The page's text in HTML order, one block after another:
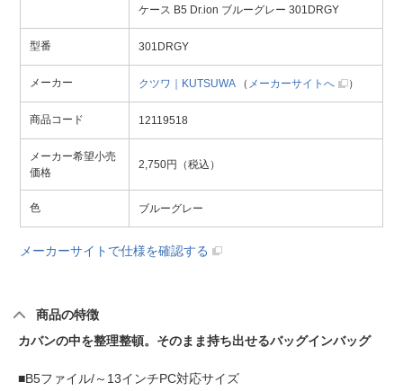
ケース B5 Dr.ion ブルーグレー 301DRGY
型番 301DRGY
メーカー クツワ｜KUTSUWA（ メーカーサイトへ ）
商品コード 12119518
メーカー希望小売
価格
2,750円（税込）
色 ブルーグレー
メーカーサイトで仕様を確認する
商品の特徴
カバンの中を整理整頓。そのまま持ち出せるバッグインバッグ
■B5ファイル/～13インチPC対応サイズ